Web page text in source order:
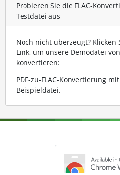
Probieren Sie die FLAC-
Testdatei aus
Noch nicht überzeugt? Klicken
Link, um unsere Demodatei von
konvertieren:
PDF-zu-FLAC-Konvertierung
Beispieldatei.